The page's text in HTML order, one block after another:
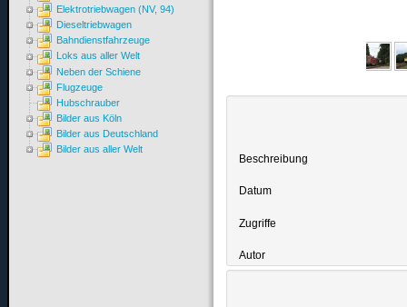
Beschreibung
Datum
Zugriffe
Autor
Elektrotriebwagen (NV, 94)
Dieseltriebwagen
Bahndienstfahrzeuge
Loks aus aller Welt
Neben der Schiene
Flugzeuge
Hubschrauber
Bilder aus Köln
Bilder aus Deutschland
Bilder aus aller Welt